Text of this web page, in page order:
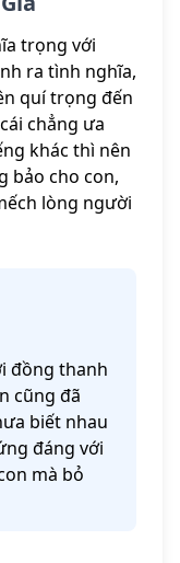
trọng với
ra tình nghĩa,
quí trọng đến
chẳng ưa
khác thì nên
bảo cho con,
lòng người
đồng thanh
cũng đã
biết nhau
đáng với
mà bỏ